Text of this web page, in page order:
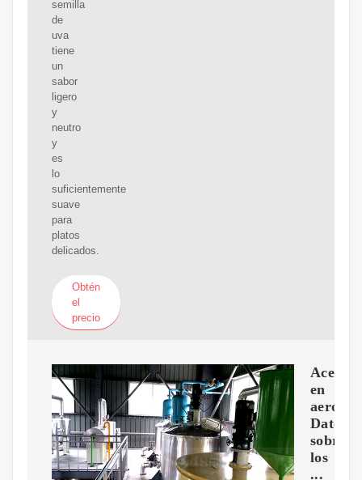
semilla
de
uva
tiene
un
sabor
ligero
y
neutro
y
es
lo
suficientemente
suave
para
platos
delicados.
Obtén
el
precio
Aceite
en
aerosol.
Datos
sobre
los
...